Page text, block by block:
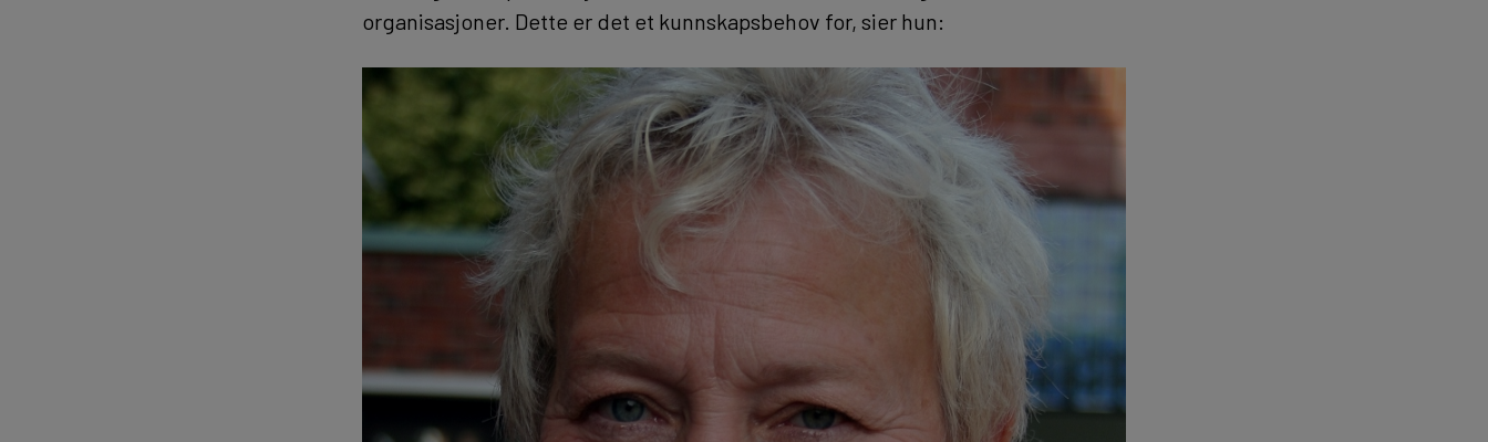
organisasjoner. Dette er det et kunnskapsbehov for, sier hun: